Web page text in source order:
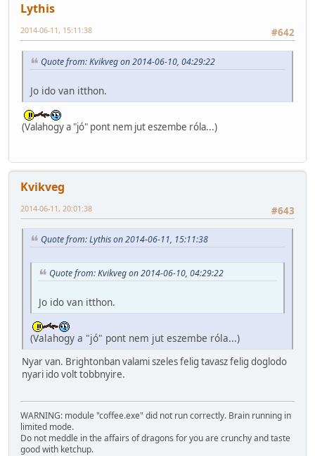
Lythis
#642
2014-06-11, 15:11:38
Quote from: Kvikveg on 2014-06-10, 04:29:22
Jo ido van itthon.
(Valahogy a "jó" pont nem jut eszembe róla...)
Kvikveg
#643
2014-06-11, 20:01:38
Quote from: Lythis on 2014-06-11, 15:11:38
Quote from: Kvikveg on 2014-06-10, 04:29:22
Jo ido van itthon.
(Valahogy a "jó" pont nem jut eszembe róla...)
Nyar van. Brightonban valami szeles felig tavasz felig doglodo
nyari ido volt tobbnyire.
WARNING: module "coffee.exe" did not run correctly. Brain running in
limited mode.
Do not meddle in the affairs of dragons for you are crunchy and taste
good with ketchup.